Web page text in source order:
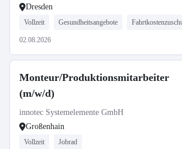
Dresden
Vollzeit Gesundheitsangebote
02.08.2026
Monteur/Produktionsmitarbeiter
(m/w/d)
innotec Systemelemente GmbH
Großenhain
Vollzeit Jobrad